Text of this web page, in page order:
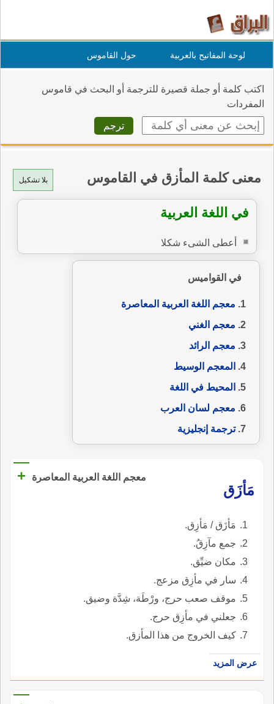
لوحة المفاتيح بالعربية حول القاموس
اكتب كلمة أو جملة قصيرة للترجمة أو البحث في قاموس
المفردات
بلا تشكيل معنى كلمة المأزق في القاموس
في اللغة العربية
أعطى الشىء شكلا
في القواميس
معجم اللغة العربية المعاصرة
معجم الغني
معجم الرائد
المعجم الوسيط
المحيط في اللغة
معجم لسان العرب
ترجمة إنجليزية
معجم اللغة العربية المعاصرة
+
مَأزَق
مَأزَق / مَأزِق.
جمع مآزِقُ.
مكان ضيِّق.
سار في مأزِق مزعج.
موقف صعب حرج، ورْطَة، شِدَّة وضيق.
جعلني في مأزِق حرج.
كيف الخروج من هذا المأزق.
عرض المزيد